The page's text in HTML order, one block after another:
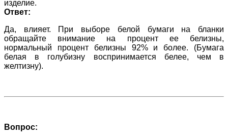
изделие.
Ответ:
Да, влияет. При выборе белой бумаги на бланки
обращайте внимание на процент ее белизны,
нормальный процент белизны 92% и более. (Бумага
белая в голубизну воспринимается белее, чем в
желтизну).
Вопрос: